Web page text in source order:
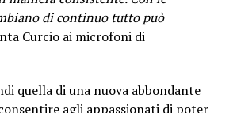
di continuo tutto può
Curcio ai microfoni di
quella di una nuova abbondante
agli appassionati di poter